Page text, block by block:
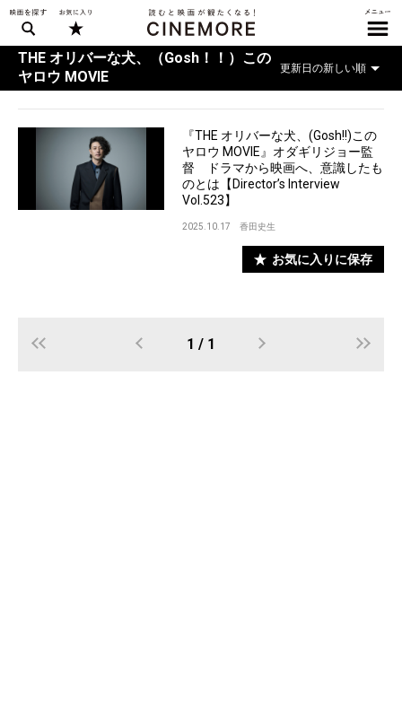
THE オリバーな犬、（Gosh！！）この
ヤロウ MOVIE
『THE オリバーな犬、(Gosh!!)この
ヤロウ MOVIE』オダギリジョー監
督 ドラマから映画へ、意識したも
のとは【Director’s Interview
Vol.523】
2025.10.17 香田史生
お気に入りに保存
1 / 1